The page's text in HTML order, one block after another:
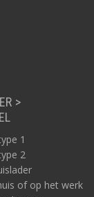
>
1
2
of op het werk